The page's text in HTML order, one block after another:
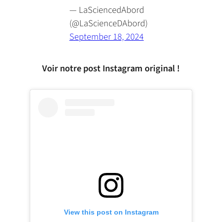
— LaSciencedAbord
(@LaScienceDAbord)
September 18, 2024
Voir notre post Instagram original !
View this post on Instagram